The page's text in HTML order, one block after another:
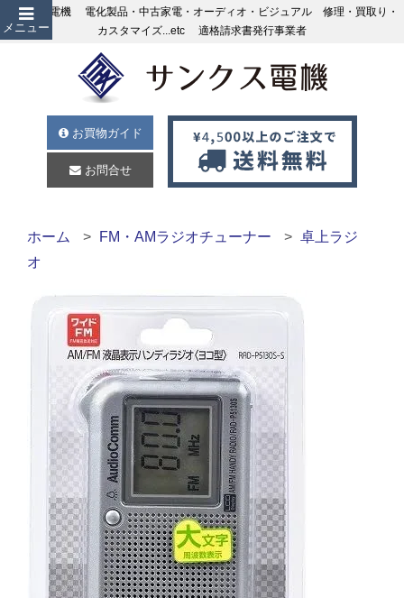
メニュー
サンクス電機 電化製品・中古家電・オーディオ・ビジュアル 修理・買取り・
カスタマイズ...etc 適格請求書発行事業者
お買物ガイド
お問合せ
ホーム FM・AMラジオチューナー
卓上ラジ
オ